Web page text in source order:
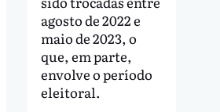
agosto de 2022 e
maio de 2023, o
que, em parte,
envolve o período
eleitoral.